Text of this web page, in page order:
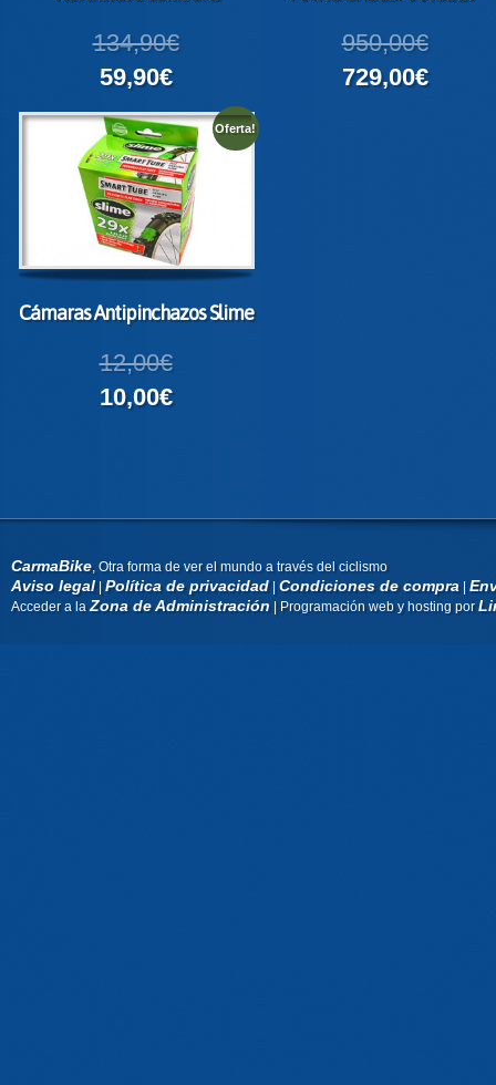
134,90€
59,90€
950,00€
729,00€
Oferta!
Cámaras Antipinchazos Slime
12,00€
10,00€
CarmaBike, Otra forma de ver el mundo a través del ciclismo
Aviso legal|Política de privacidad|Condiciones de compra|
Acceder a laZona de Administración| Programación web y hosting por